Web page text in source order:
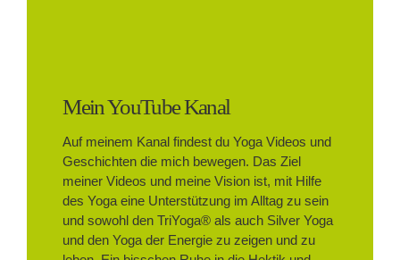
Mein YouTube Kanal
Auf meinem Kanal findest du Yoga Videos und
Geschichten die mich bewegen. Das Ziel
meiner Videos und meine Vision ist, mit Hilfe
des Yoga eine Unterstützung im Alltag zu sein
und sowohl den TriYoga® als auch Silver Yoga
und den Yoga der Energie zu zeigen und zu